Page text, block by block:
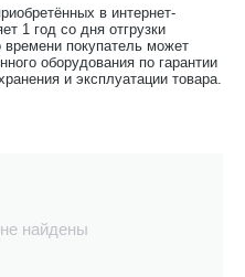
в интернет-
1 год со дня отгрузки
времени покупатель может
оборудования по гарантии
и эксплуатации товара.
найдены